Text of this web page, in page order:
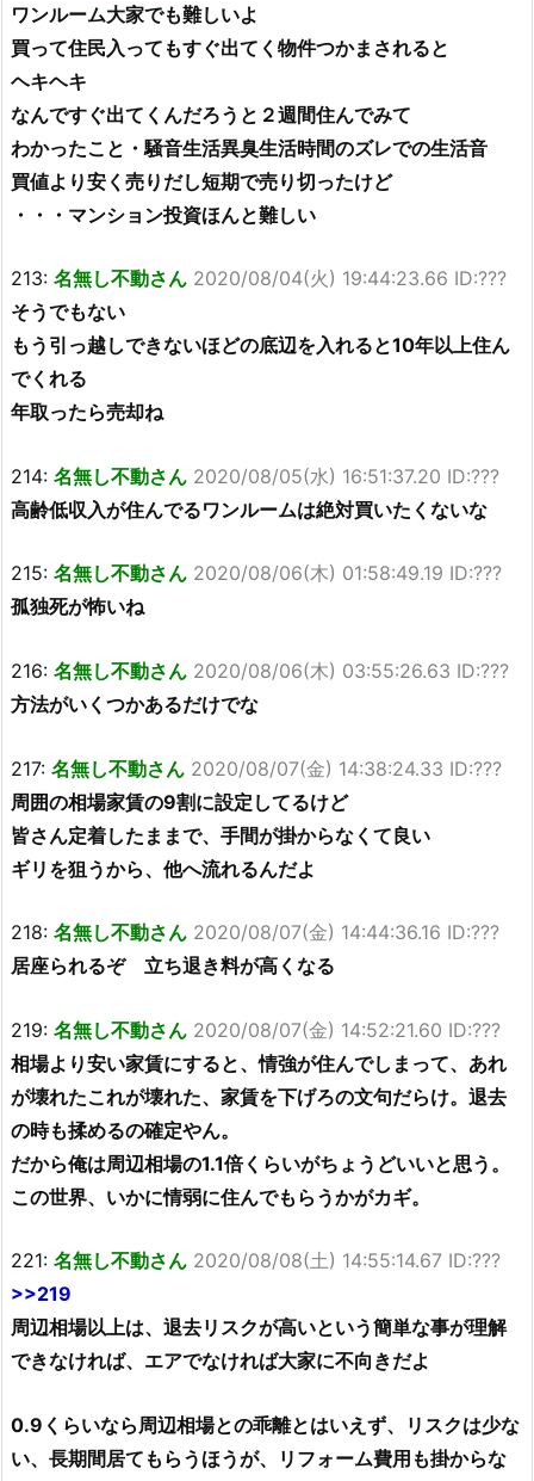
ワンルーム大家でも難しいよ
買って住民入ってもすぐ出てく物件つかまされると
ヘキヘキ
なんですぐ出てくんだろうと２週間住んでみて
わかったこと・騒音生活異臭生活時間のズレでの生活音
買値より安く売りだし短期で売り切ったけど
・・・マンション投資ほんと難しい
213: 名無し不動さん 2020/08/04(火) 19:44:23.66 ID:???
そうでもない
もう引っ越しできないほどの底辺を入れると10年以上住ん
でくれる
年取ったら売却ね
214: 名無し不動さん 2020/08/05(水) 16:51:37.20 ID:???
高齢低収入が住んでるワンルームは絶対買いたくないな
215: 名無し不動さん 2020/08/06(木) 01:58:49.19 ID:???
孤独死が怖いね
216: 名無し不動さん 2020/08/06(木) 03:55:26.63 ID:???
方法がいくつかあるだけでな
217: 名無し不動さん 2020/08/07(金) 14:38:24.33 ID:???
周囲の相場家賃の9割に設定してるけど
皆さん定着したままで、手間が掛からなくて良い
ギリを狙うから、他へ流れるんだよ
218: 名無し不動さん 2020/08/07(金) 14:44:36.16 ID:???
居座られるぞ 立ち退き料が高くなる
219: 名無し不動さん 2020/08/07(金) 14:52:21.60 ID:???
相場より安い家賃にすると、情強が住んでしまって、あれ
が壊れたこれが壊れた、家賃を下げろの文句だらけ。退去
の時も揉めるの確定やん。
だから俺は周辺相場の1.1倍くらいがちょうどいいと思う。
この世界、いかに情弱に住んでもらうかがカギ。
221: 名無し不動さん 2020/08/08(土) 14:55:14.67 ID:???
>>219
周辺相場以上は、退去リスクが高いという簡単な事が理解
できなければ、エアでなければ大家に不向きだよ
0.9くらいなら周辺相場との乖離とはいえず、リスクは少な
い、長期間居てもらうほうが、リフォーム費用も掛からな